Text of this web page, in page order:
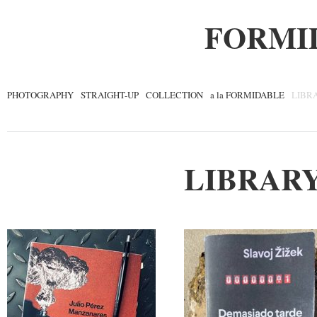
PHOTOGRAPHY STRAIGHT-UP COLLECTION a la FORMIDABLE